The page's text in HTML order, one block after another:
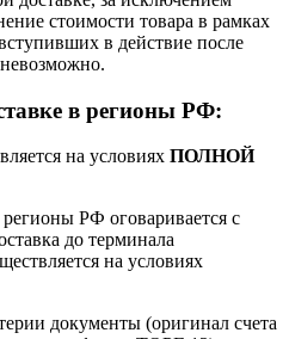
стоимости товара в рамках
в действие после
в регионы РФ:
на условиях ПОЛНОЙ
регионы РФ оговаривается с
до терминала
на условиях
документы (оригинал счета